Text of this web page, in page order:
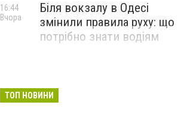
Біля вокзалу в Одесі
змінили правила руху: що
потрібно знати водіям
16:44
Вчора
ТОП НОВИНИ